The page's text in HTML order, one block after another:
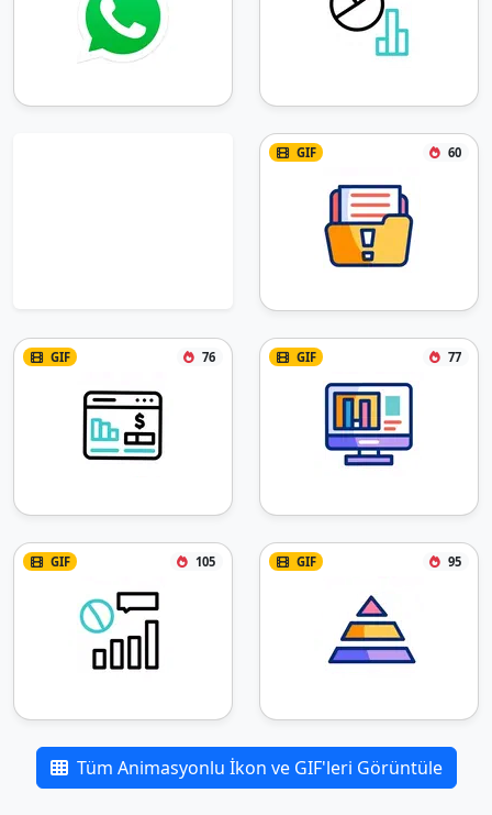
GIF 60
GIF 76 GIF 77
GIF 105 GIF 95
Tüm Animasyonlu İkon ve GIF'leri Görüntüle